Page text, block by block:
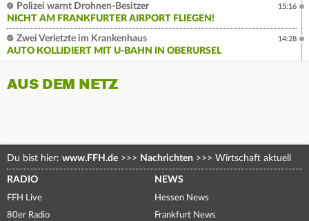
Polizei warnt Drohnen-Besitzer
NICHT AM FRANKFURTER AIRPORT FLIEGEN!
15:16
Zwei Verletzte im Krankenhaus
AUTO KOLLIDIERT MIT U-BAHN IN OBERURSEL
14:28
AUS DEM NETZ
Du bist hier: www.FFH.de >>> Nachrichten >>> Wirtschaft aktuell
RADIO
FFH Live
80er Radio
NEWS
Hessen News
Frankfurt News